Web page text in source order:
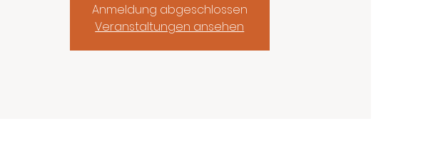
Anmeldung abgeschlossen
Veranstaltungen ansehen